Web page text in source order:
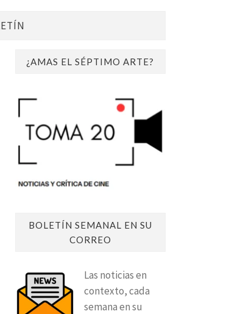
¿AMAS EL SÉPTIMO ARTE?
BOLETÍN SEMANAL EN SU
CORREO
Las noticias en
contexto, cada
semana en su